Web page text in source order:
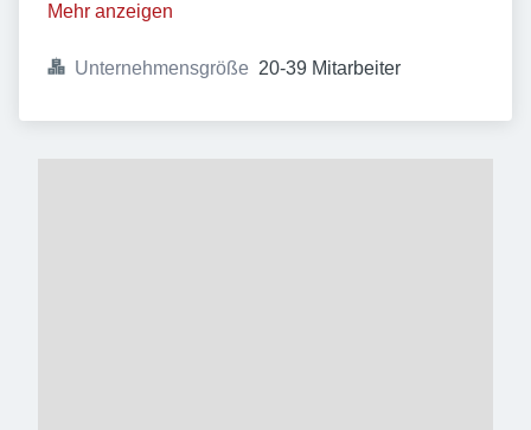
Mehr anzeigen
Unternehmensgröße 20-39 Mitarbeiter